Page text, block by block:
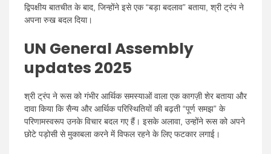
द्विपक्षीय बातचीत के बाद, जिन्होंने इसे एक “बड़ा बदलाव” बताया, श्री ट्रंप ने
अपना रुख बदल दिया।
UN General Assembly
updates 2025
श्री ट्रंप ने रूस को गंभीर आर्थिक समस्याओं वाला एक कागज़ी शेर बताया और
दावा किया कि सैन्य और आर्थिक परिस्थितियों की बढ़ती “पूर्ण समझ” के
परिणामस्वरूप उनके विचार बदल गए हैं। इसके अलावा, उन्होंने रूस को अपने
छोटे पड़ोसी से मुकाबला करने में विफल रहने के लिए फटकार लगाई।